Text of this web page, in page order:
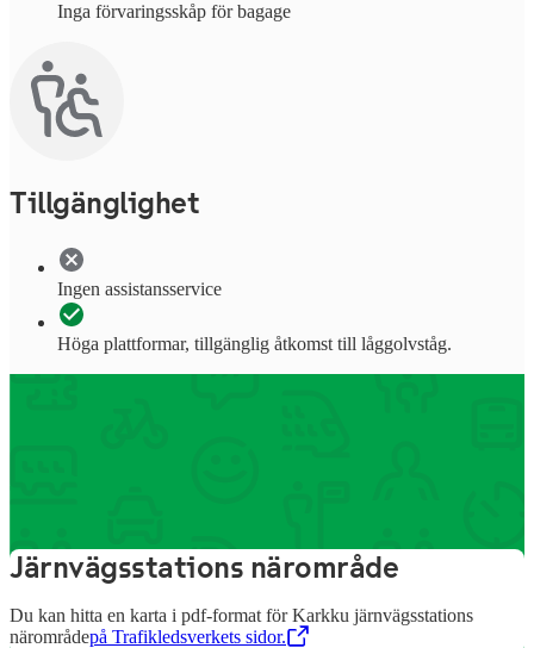
Inga förvaringsskåp för bagage
Tillgänglighet
Ingen assistansservice
Höga plattformar, tillgänglig åtkomst till låggolvståg.
Järnvägsstations närområde
Du kan hitta en karta i pdf-format för Karkku järnvägsstations
närområdepå Trafikledsverkets sidor.
,Öppnas i en ny flik